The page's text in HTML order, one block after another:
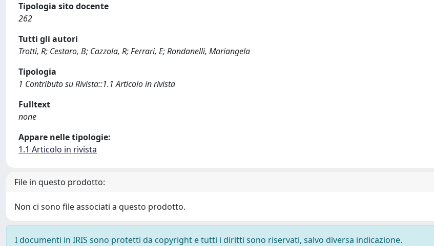
Tipologia sito docente
262
Tutti gli autori
Trotti, R; Cestaro, B; Cazzola, R; Ferrari, E; Rondanelli, Mariangela
Tipologia
1 Contributo su Rivista::1.1 Articolo in rivista
Fulltext
none
Appare nelle tipologie:
1.1 Articolo in rivista
File in questo prodotto:
Non ci sono file associati a questo prodotto.
I documenti in IRIS sono protetti da copyright e tutti i diritti sono riservati, salvo diversa indicazione.